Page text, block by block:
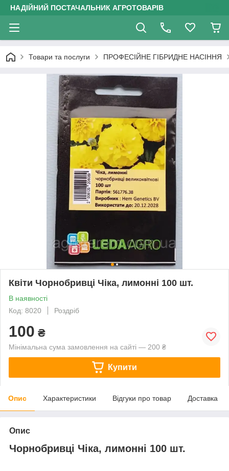
НАДІЙНИЙ ПОСТАЧАЛЬНИК АГРОТОВАРІВ
Товари та послуги ПРОФЕСІЙНЕ ГІБРИДНЕ НАСІННЯ
Квіти Чорнобривці Чіка, лимонні 100 шт.
В наявності
Код: 8020
Роздріб
100 ₴
Мінімальна сума замовлення на сайті — 200 ₴
Купити
Опис Характеристики Відгуки про товар Доставка
Опис
Чорнобривці Чіка, лимонні 100 шт.